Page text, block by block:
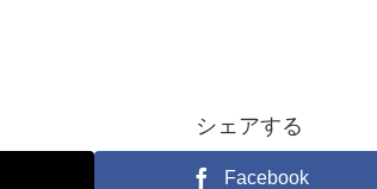
シェアする
Facebook